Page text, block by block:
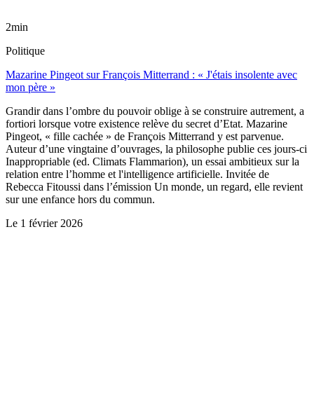
2min
Politique
Mazarine Pingeot sur François Mitterrand : « J'étais insolente avec
mon père »
Grandir dans l’ombre du pouvoir oblige à se construire autrement, a
fortiori lorsque votre existence relève du secret d’Etat. Mazarine
Pingeot, « fille cachée » de François Mitterrand y est parvenue.
Auteur d’une vingtaine d’ouvrages, la philosophe publie ces jours-ci
Inappropriable (ed. Climats Flammarion), un essai ambitieux sur la
relation entre l’homme et l'intelligence artificielle. Invitée de
Rebecca Fitoussi dans l’émission Un monde, un regard, elle revient
sur une enfance hors du commun.
Le 1 février 2026